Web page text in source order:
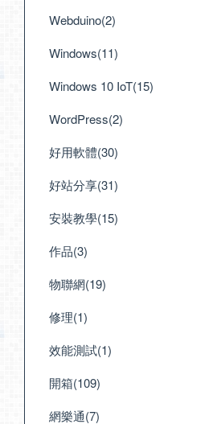
Webduino(2)
Windows(11)
Windows 10 IoT(15)
WordPress(2)
好用軟體(30)
好站分享(31)
安裝教學(15)
作品(3)
物聯網(19)
修理(1)
效能測試(1)
開箱(109)
網樂通(7)